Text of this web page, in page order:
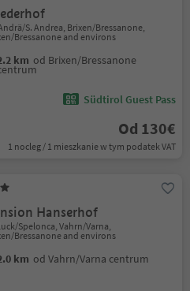
S. Andrea, Brixen/Bressanone,
Bressanone and environs
km od Brixen/Bressanone
Südtirol Guest Pass
Od 130€
1 nocleg / 1 mieszkanie w tym podatek VAT
Hanserhof
Spelonca, Vahrn/Varna,
Bressanone and environs
km od Vahrn/Varna centrum